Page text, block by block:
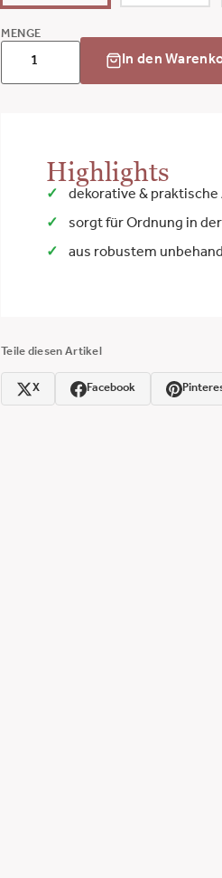
MENGE
In den
Highlights
dekorative &
sorgt für Ordnung in
aus robustem
Teile diesen Artikel
X Facebook